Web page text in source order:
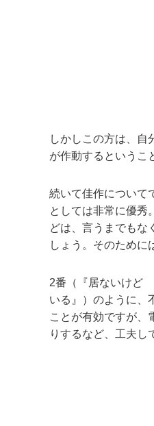
しかしこの方は、自
が作動するというこ
続いて佳作につい
としては非常に優秀
どは、言うまでもな
しょう。そのために
2番（『居ないけど
いる』）のように、
ことが有効ですが、
りするなど、工夫し